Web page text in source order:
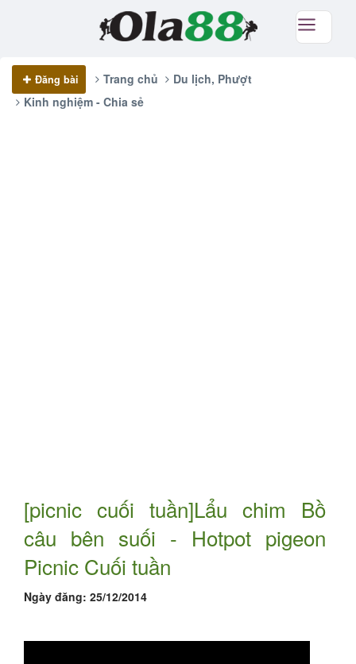
Đăng bài Trang chủ
Du lịch, Phượt
Kinh nghiệm - Chia sẻ
[picnic cuối tuần]Lẩu chim Bồ
câu bên suối - Hotpot pigeon
Picnic Cuối tuần
Ngày đăng: 25/12/2014